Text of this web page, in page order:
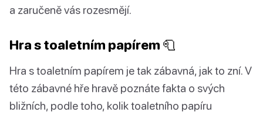
a zaručeně vás rozesmějí.
Hra s toaletním papírem 🧻
Hra s toaletním papírem je tak zábavná, jak to zní. V
této zábavné hře hravě poznáte fakta o svých
bližních, podle toho, kolik toaletního papíru